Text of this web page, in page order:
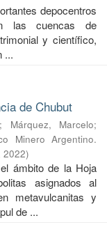
depocentros
las cuencas de
y cientíﬁco,
...
de Chubut
; Márquez, Marcelo;
Minero Argentino.
2022)
ámbito de la Hoja
asignados al
metavulcanitas y
de ...